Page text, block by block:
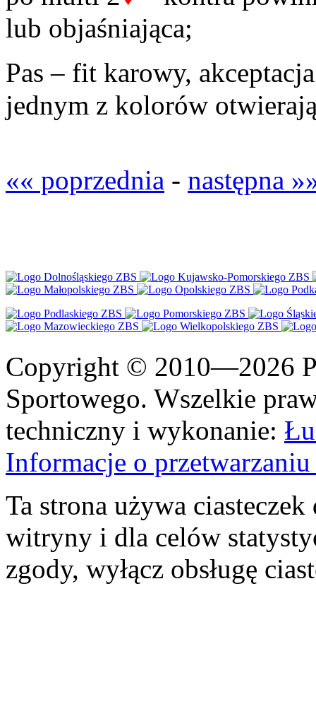
lub objaśniająca;
Pas – fit karowy,
jednym z kolorów
«« poprzednia - następna
Copyright © 2010—2026
Sportowego. Wszelkie
techniczny i wykonanie:
Informacje o
Ta strona używa
witryny i dla celów
zgody, wyłącz obsługę